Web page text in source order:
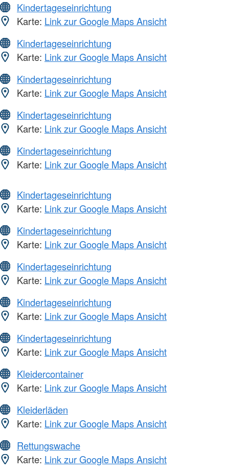
Kindertageseinrichtung
Karte: Link zur Google Maps Ansicht
Kindertageseinrichtung
Karte: Link zur Google Maps Ansicht
Kindertageseinrichtung
Karte: Link zur Google Maps Ansicht
Kindertageseinrichtung
Karte: Link zur Google Maps Ansicht
Kindertageseinrichtung
Karte: Link zur Google Maps Ansicht
Kindertageseinrichtung
Karte: Link zur Google Maps Ansicht
Kindertageseinrichtung
Karte: Link zur Google Maps Ansicht
Kindertageseinrichtung
Karte: Link zur Google Maps Ansicht
Kindertageseinrichtung
Karte: Link zur Google Maps Ansicht
Kindertageseinrichtung
Karte: Link zur Google Maps Ansicht
Kleidercontainer
Karte: Link zur Google Maps Ansicht
Kleiderläden
Karte: Link zur Google Maps Ansicht
Rettungswache
Karte: Link zur Google Maps Ansicht